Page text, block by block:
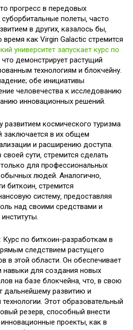
прогресс в передовых
суборбитальные полеты‚ часто
в других‚ казалось бы‚
время как Virgin Galactic стремится
университет запускает курс по
что демонстрирует растущий
технологиям и блокчейну.
обе инициативы
человечества к исследованию
инновационных решений.
развитием космического туризма
заключается в их общем
и расширению доступа.
сути‚ стремится сделать
для профессиональных
людей. Аналогично‚
биткоин‚ стремится
систему‚ предоставляя
над своими средствами и
по биткоин-разработкам в
следствием растущего
в этой области. Он обеспечивает
навыки для создания новых
на базе блокчейна‚ что‚ в свою
дальнейшему развитию и
Этот образовательный
резерв‚ способный внести
проекты‚ как в